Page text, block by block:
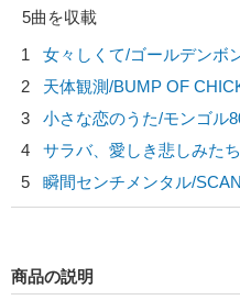
5曲を収載
1
女々しくて/ゴールデンボ
2
天体観測/BUMP OF
3
小さな恋のうた/モンゴル
4
サラバ、愛しき悲しみた
5
瞬間センチメンタル/
商品の説明